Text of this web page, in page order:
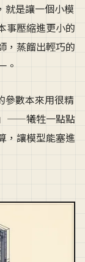
就是讓一個小模
事壓縮進更小的
，蒸餾出輕巧的
。
參數本來用很精
——犧牲一點點
，讓模型能塞進